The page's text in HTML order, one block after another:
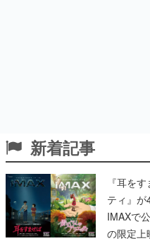
新着記事
『耳を
ティ』が
IMAXで
の限定上